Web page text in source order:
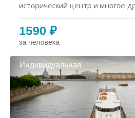
исторический центр и многое
1590 ₽
за человека
Индивидуальная